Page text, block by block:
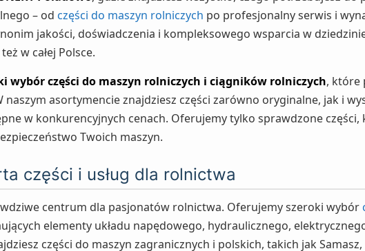
– od części do maszyn rolniczych po profesjonalny serwis i
jakości, doświadczenia i kompleksowego wsparcia w
w całej Polsce.
wybór części do maszyn rolniczych i ciągników rolniczych, które
naszym asortymencie znajdziesz części zarówno oryginalne, jak i
w konkurencyjnych cenach. Oferujemy tylko sprawdzone
Twoich maszyn.
części i usług dla rolnictwa
centrum dla pasjonatów rolnictwa. Oferujemy szeroki wybór
elementy układu napędowego, hydraulicznego,
części do maszyn zagranicznych i polskich, takich jak